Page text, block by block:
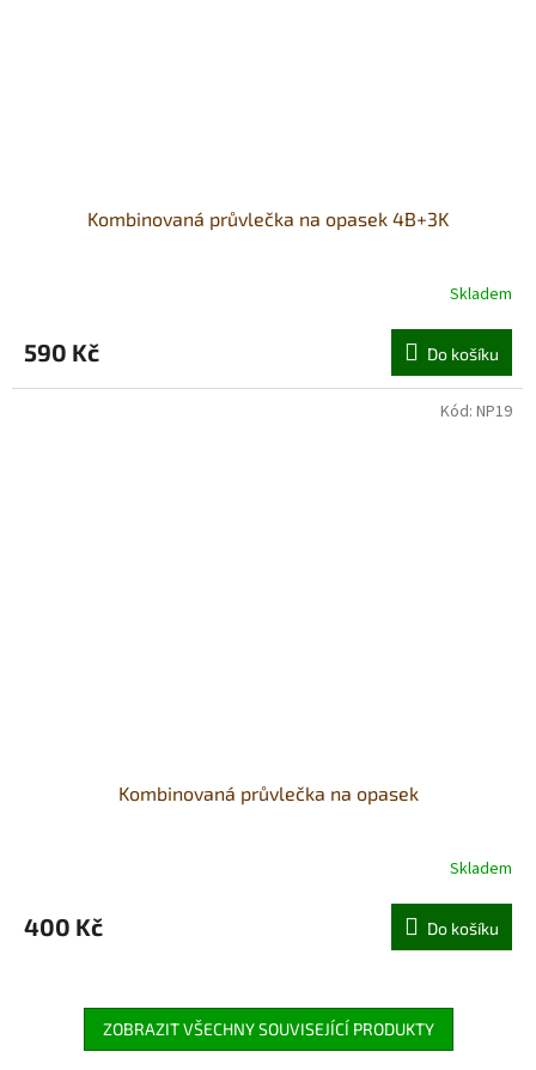
Kombinovaná průvlečka na opasek 4B+3K
Skladem
590 Kč Do košíku
Kombinovaná průvlečka na opasek
Skladem
400 Kč Do košíku
Kód: NP19
ZOBRAZIT VŠECHNY SOUVISEJÍCÍ PRODUKTY